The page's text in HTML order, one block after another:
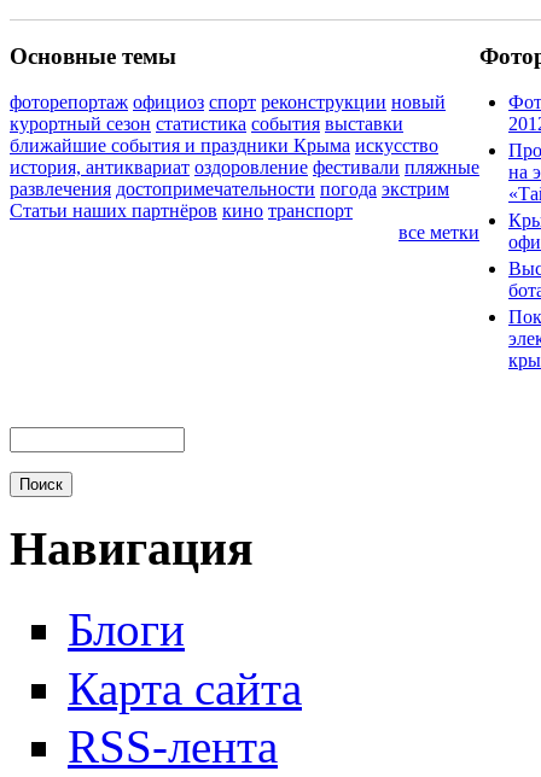
Основные темы
фоторепортаж официоз спорт реконструкции новый
курортный сезон статистика события выставки
ближайшие события и праздники Крыма искусство
история, антиквариат оздоровление фестивали пляжные
развлечения достопримечательности погода экстрим
Статьи наших партнёров кино транспорт
все метки
на
Навигация
Блоги
Карта сайта
RSS-лента